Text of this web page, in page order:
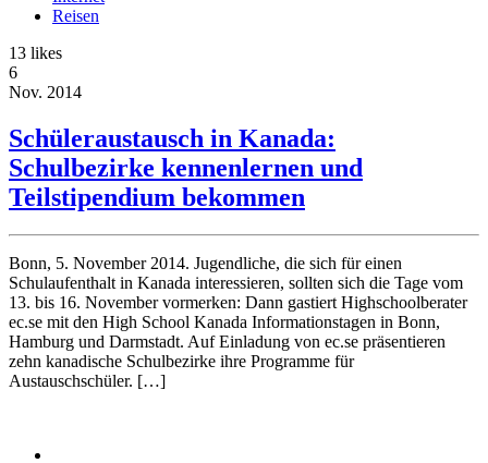
Reisen
13 likes
6
Nov. 2014
Schüleraustausch in Kanada:
Schulbezirke kennenlernen und
Teilstipendium bekommen
Bonn, 5. November 2014. Jugendliche, die sich für einen
Schulaufenthalt in Kanada interessieren, sollten sich die Tage vom
13. bis 16. November vormerken: Dann gastiert Highschoolberater
ec.se mit den High School Kanada Informationstagen in Bonn,
Hamburg und Darmstadt. Auf Einladung von ec.se präsentieren
zehn kanadische Schulbezirke ihre Programme für
Austauschschüler. […]